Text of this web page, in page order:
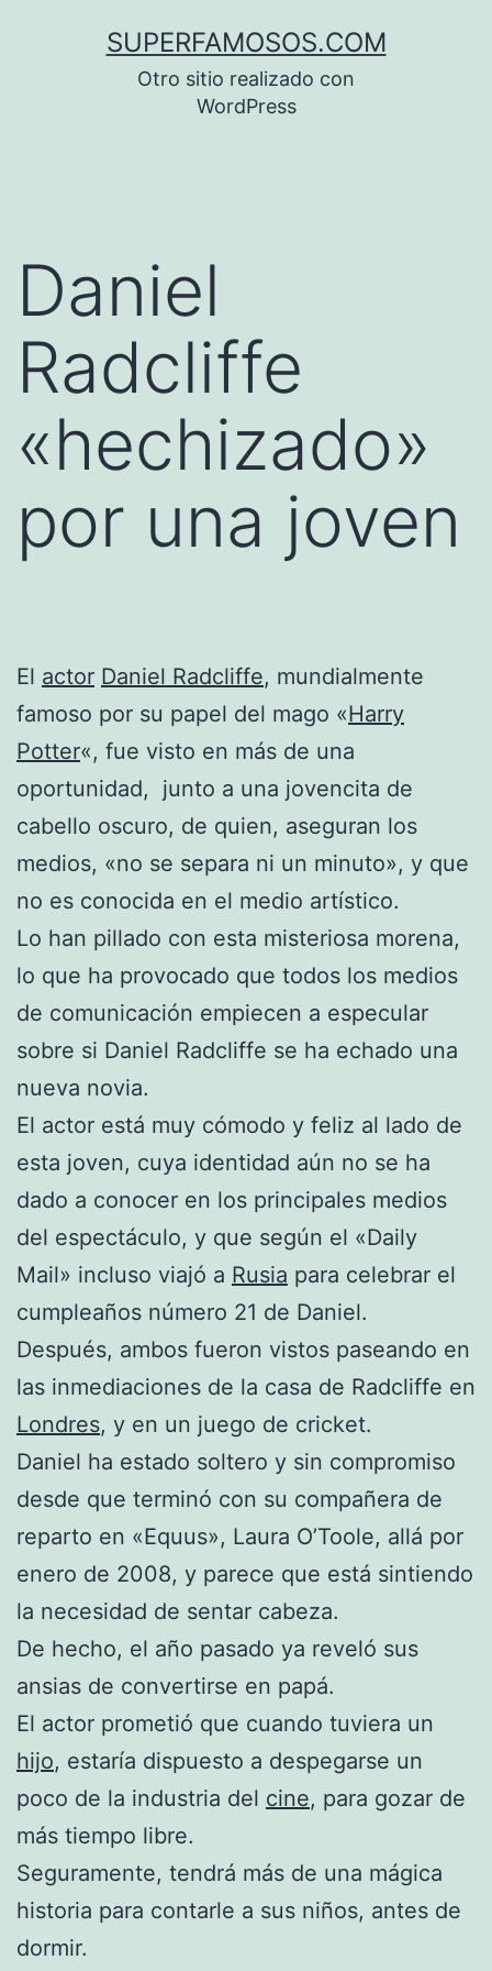
SUPERFAMOSOS.COM
Otro sitio realizado con
WordPress
Daniel
Radcliffe
«hechizado»
por una joven
El actor Daniel Radcliffe, mundialmente
famoso por su papel del mago «Harry
Potter«, fue visto en más de una
oportunidad, junto a una jovencita de
cabello oscuro, de quien, aseguran los
medios, «no se separa ni un minuto», y que
no es conocida en el medio artístico.
Lo han pillado con esta misteriosa morena,
lo que ha provocado que todos los medios
de comunicación empiecen a especular
sobre si Daniel Radcliffe se ha echado una
nueva novia.
El actor está muy cómodo y feliz al lado de
esta joven, cuya identidad aún no se ha
dado a conocer en los principales medios
del espectáculo, y que según el «Daily
Mail» incluso viajó a Rusia para celebrar el
cumpleaños número 21 de Daniel.
Después, ambos fueron vistos paseando en
las inmediaciones de la casa de Radcliffe en
Londres, y en un juego de cricket.
Daniel ha estado soltero y sin compromiso
desde que terminó con su compañera de
reparto en «Equus», Laura O’Toole, allá por
enero de 2008, y parece que está sintiendo
la necesidad de sentar cabeza.
De hecho, el año pasado ya reveló sus
ansias de convertirse en papá.
El actor prometió que cuando tuviera un
hijo, estaría dispuesto a despegarse un
poco de la industria del cine, para gozar de
más tiempo libre.
Seguramente, tendrá más de una mágica
historia para contarle a sus niños, antes de
dormir.